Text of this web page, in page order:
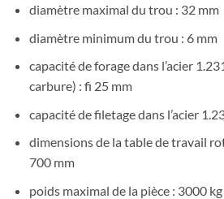
diamètre maximal du trou : 32 mm
diamètre minimum du trou : 6 mm
capacité de forage dans l’acier
carbure) : fi 25 mm
capacité de filetage dans l’acier
dimensions de la table de travail
700 mm
poids maximal de la pièce : 3000 kg